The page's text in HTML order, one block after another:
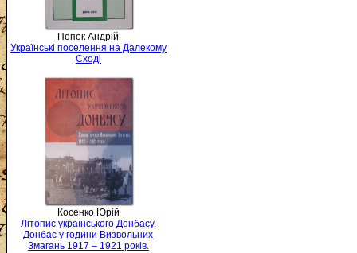
Попок Андрій
Українські поселення на Далекому
Сході
Косенко Юрій
Літопис українського Донбасу.
Донбас у години Визвольних
Змагань 1917 – 1921 років.